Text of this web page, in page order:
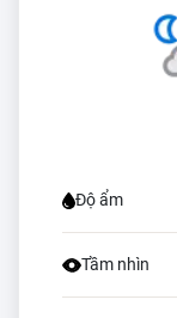
Độ ẩm
Tầm nhìn